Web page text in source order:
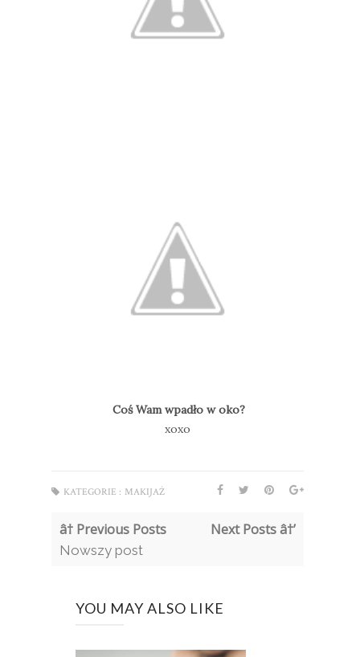
Coś Wam wpadło w oko?
xoxo
KATEGORIE : MAKIJAŻ
â† Previous Posts
Nowszy post
Next Posts â†’
YOU MAY ALSO LIKE